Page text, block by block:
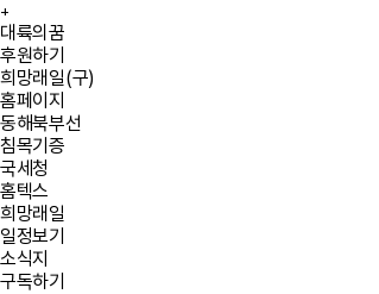
+
Quick menu
대륙의꿈
후원하기
희망래일(구)
홈페이지
동해북부선
침목기증
국세청
홈텍스
희망래일
일정보기
소식지
구독하기